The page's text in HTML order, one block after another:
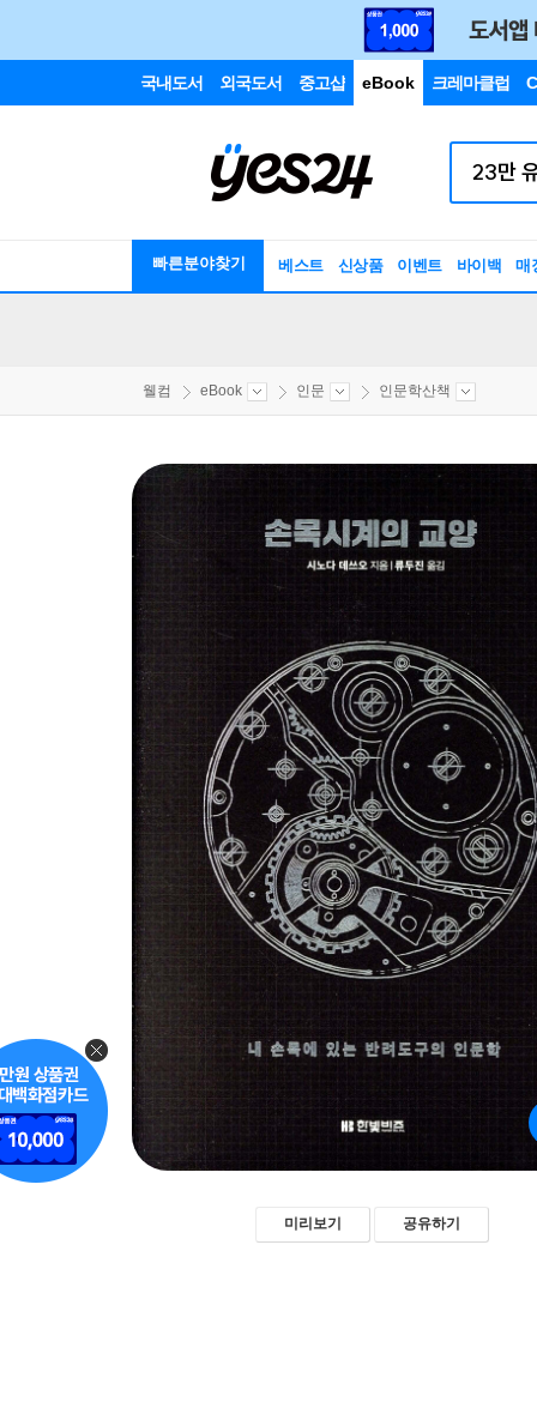
국내도서 외국도서 중고샵 eBook 크레마클럽
빠른분야찾기 베스트 신상품 이벤트 바이백 매
웰컴 eBook 인문 인문학산책
미리보기 공유하기